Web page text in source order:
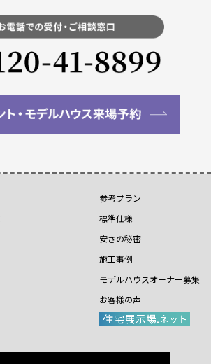
参考プラン
標準仕様
安さの秘密
施工事例
モデルハウスオーナー募集
お客様の声